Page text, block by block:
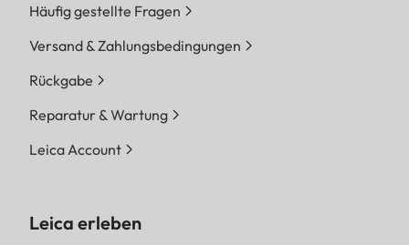
Häufig gestellte Fragen
Versand & Zahlungsbedingungen
Rückgabe
Reparatur & Wartung
Leica Account
Leica erleben